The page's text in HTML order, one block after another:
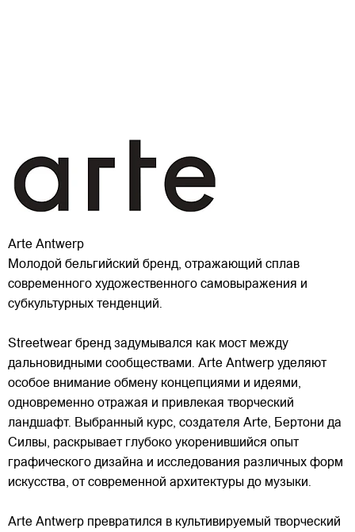
Arte Antwerp
Молодой бельгийский бренд, отражающий сплав
современного художественного самовыражения и
субкультурных тенденций.
Streetwear бренд задумывался как мост между
дальновидными сообществами. Arte Antwerp уделяют
особое внимание обмену концепциями и идеями,
одновременно отражая и привлекая творческий
ландшафт. Выбранный курс, создателя Arte, Бертони да
Силвы, раскрывает глубоко укоренившийся опыт
графического дизайна и исследования различных форм
искусства, от современной архитектуры до музыки.
Arte Antwerp превратился в культивируемый творческий